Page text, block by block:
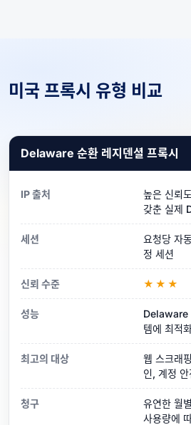
미국 프록시 유형 비교
Delaware 순환 레지덴셜 프록시
IP 출처
높은 신뢰
갖춘 실제
세션
요청당 자
정 세션
신뢰 수준 ★★★
성능
Delaware
템에 최적
최고의 대상
웹 스크래
인, 계정 안
청구
유연한 월
사용량에